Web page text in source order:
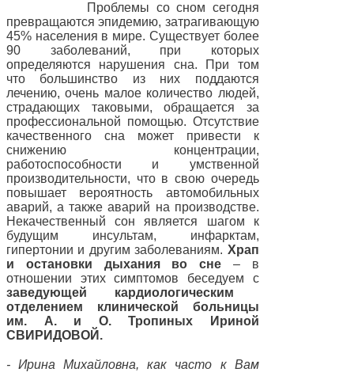
Проблемы со сном сегодня
превращаются эпидемию, затрагивающую
45% населения в мире. Существует более
90 заболеваний, при которых
определяются нарушения сна. При том
что большинство из них поддаются
лечению, очень малое количество людей,
страдающих таковыми, обращается за
профессиональной помощью. Отсутствие
качественного сна может привести к
снижению концентрации,
работоспособности и умственной
производительности, что в свою очередь
повышает вероятность автомобильных
аварий, а также аварий на производстве.
Некачественный сон является шагом к
будущим инсультам, инфарктам,
гипертонии и другим заболеваниям. Храп
и остановки дыхания во сне – в
отношении этих симптомов беседуем
с
заведующей кардиологическим
отделением клинической больницы
им. А. и О. Тропиных Ириной
СВИРИДОВОЙ.
- Ирина Михайловна, как часто к Вам